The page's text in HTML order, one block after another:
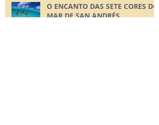
O ENCANTO DAS SETE CORES DO
MAR DE SAN ANDRÉS